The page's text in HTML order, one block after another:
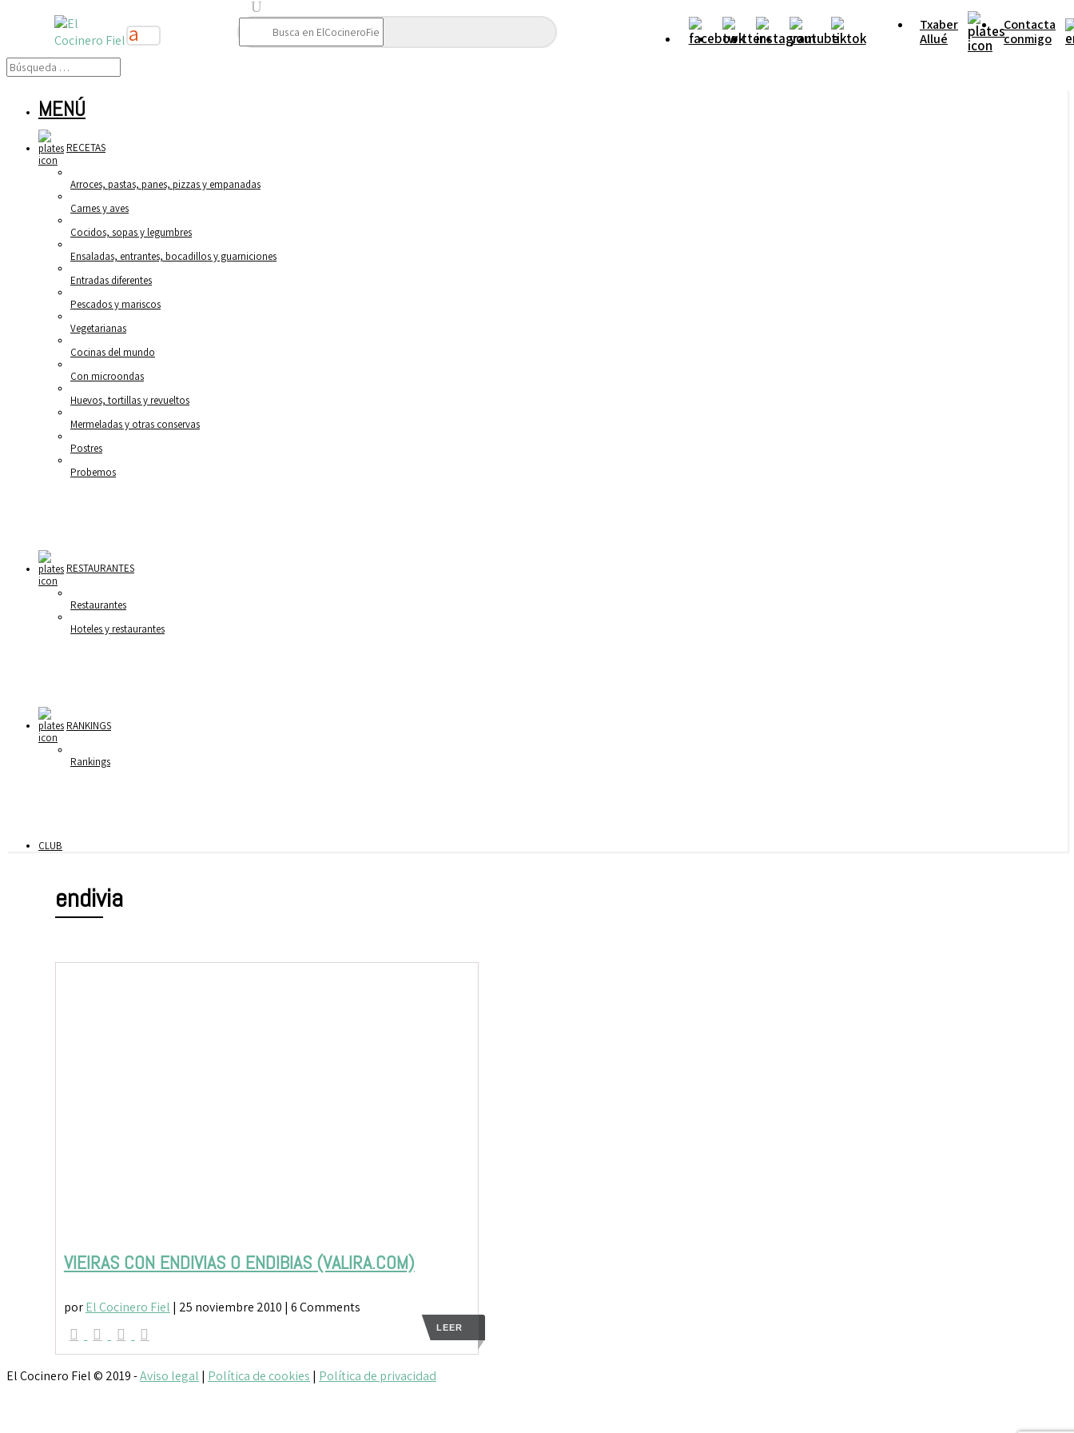
Buscar:
Txaber
Allué
Contacta
conmigo
MENÚ
RECETAS
Arroces, pastas, panes, pizzas y empanadas
Carnes y aves
Cocidos, sopas y legumbres
Ensaladas, entrantes, bocadillos y guarniciones
Entradas diferentes
Pescados y mariscos
Vegetarianas
Cocinas del mundo
Con microondas
Huevos, tortillas y revueltos
Mermeladas y otras conservas
Postres
Probemos
RESTAURANTES
Restaurantes
Hoteles y restaurantes
RANKINGS
Rankings
CLUB
endivia
VIEIRAS CON ENDIVIAS O ENDIBIAS (VALIRA.COM)
porEl Cocinero Fiel | 25 noviembre 2010 | 6 Comments
LEER
El Cocinero Fiel © 2019 -Aviso legal | Política de cookies | Política de privacidad